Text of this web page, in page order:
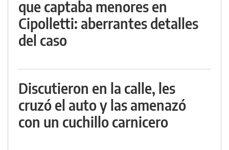
que captaba menores en
Cipolletti: aberrantes detalles
del caso
Discutieron en la calle, les
cruzó el auto y las amenazó
con un cuchillo carnicero